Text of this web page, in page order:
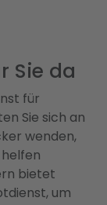
Sie da
für
Sie sich an
wenden,
bietet
um